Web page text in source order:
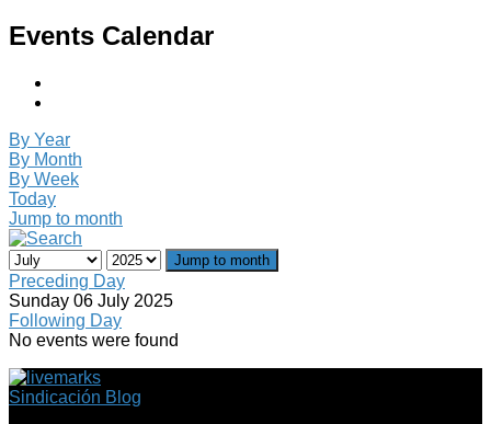
Events Calendar
By Year
By Month
By Week
Today
Jump to month
Jump to month
Preceding Day
Sunday 06 July 2025
Following Day
No events were found
Sindicación Blog